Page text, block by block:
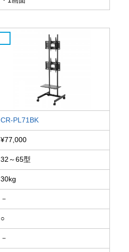
CR-PL71BK
¥77,000
32～65型
30kg
－
○
－